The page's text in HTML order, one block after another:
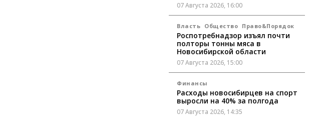
07 Августа 2026, 16:00
Власть Общество Право&Порядок
Роспотребнадзор изъял почти
полторы тонны мяса в
Новосибирской области
07 Августа 2026, 15:00
Финансы
Расходы новосибирцев на спорт
выросли на 40% за полгода
07 Августа 2026, 14:35